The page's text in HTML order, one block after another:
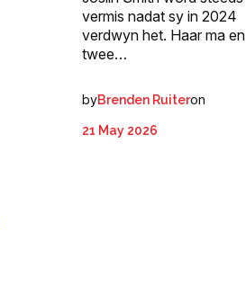
vermis nadat sy in 2024
verdwyn het. Haar ma en
twee…
byBrenden Ruiteron
21 May 2026